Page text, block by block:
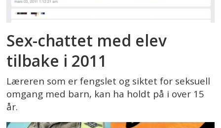
Sex-chattet med elev
tilbake i 2011
Læreren som er fengslet og siktet for seksuell
omgang med barn, kan ha holdt på i over 15
år.